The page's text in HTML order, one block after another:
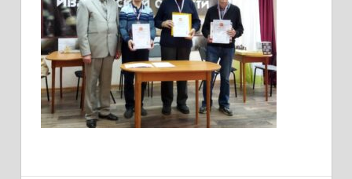
57-
18-
422